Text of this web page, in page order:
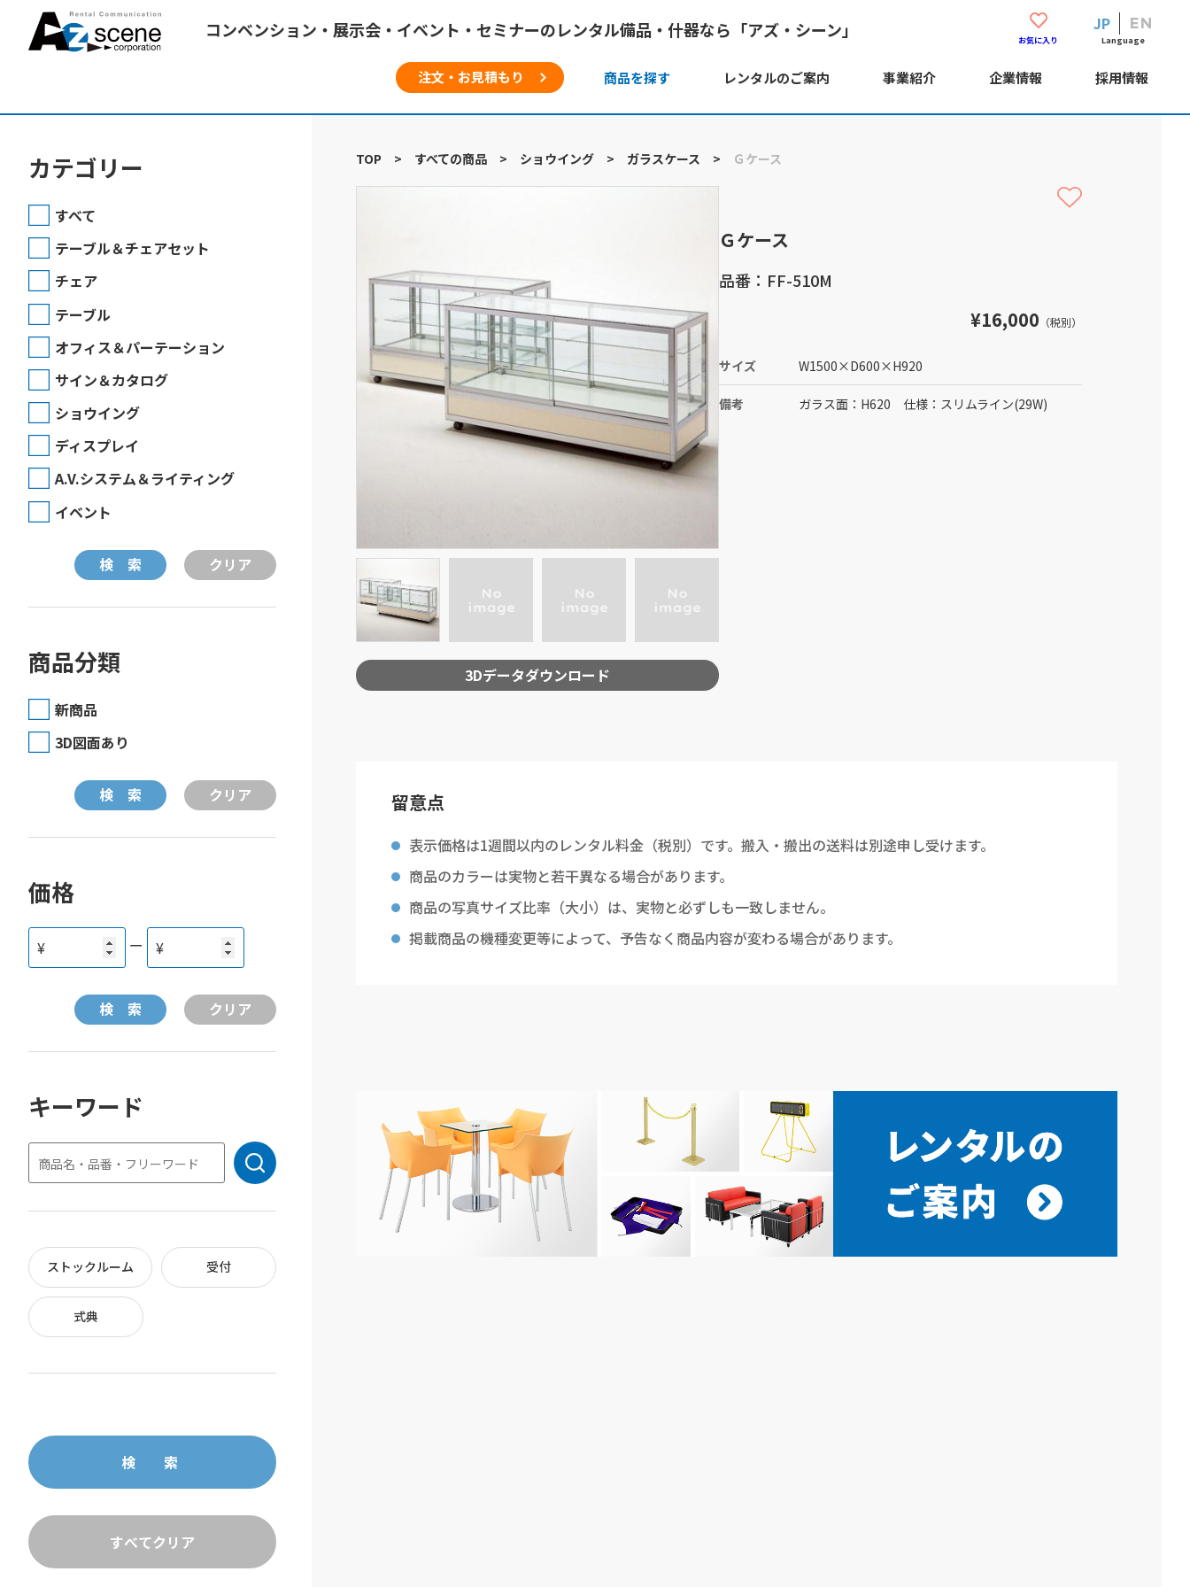
コンベンション・展示会・イベント・セミナーのレンタル備品・什器なら「アズ・シーン」 お気に入り
EN
JP
Language
注文・お見積もり 商品を探す レンタルのご案内 事業紹介 企業情報 採用情報
カテゴリー
すべて
テーブル＆チェアセット
チェア
テーブル
オフィス＆パーテーション
サイン＆カタログ
ショウイング
ディスプレイ
A.V.システム＆ライティング
イベント
商品分類
新商品
3D図面あり
価格
¥ ー ¥
キーワード
ストックルーム 受付
式典
TOP > すべての商品 > ショウイング > ガラスケース > Ｇケース
3Dデータダウンロード
Ｇケース
品番：FF-510M
¥16,000 （税別）
サイズ W1500×D600×H920
備考 ガラス面：H620 仕様：スリムライン(29W)
留意点
表示価格は1週間以内のレンタル料金（税別）です。搬入・搬出の送料は別途申し受けます。
商品のカラーは実物と若干異なる場合があります。
商品の写真サイズ比率（大小）は、実物と必ずしも一致しません。
掲載商品の機種変更等によって、予告なく商品内容が変わる場合があります。